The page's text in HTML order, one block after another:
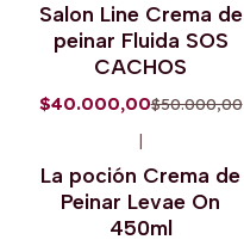
Salon Line Crema de
peinar Fluida SOS
CACHOS
$40.000,00$50.000,00
La poción Crema de
Peinar Levae On
450ml